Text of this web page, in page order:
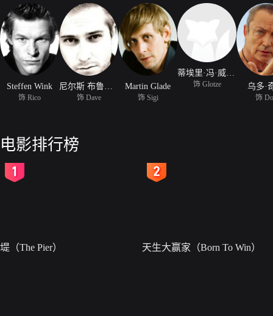
Steffen Wink
饰 Rico 饰 Dave
Martin Glade
饰 Sigi
蒂埃里·冯·威夫克
饰 Glotze 乌多·
饰
电影排行榜
堤（The Pier） 天生大赢家（Born To Win）